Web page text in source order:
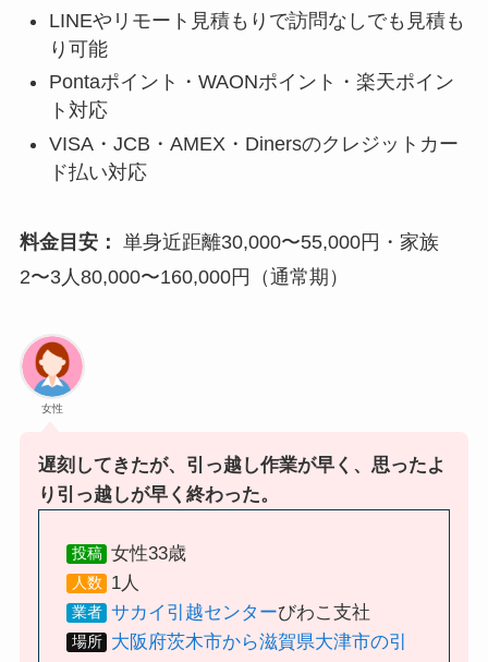
LINEやリモート見積もりで訪問なしでも見積も
り可能
Pontaポイント・WAONポイント・楽天ポイン
ト対応
VISA・JCB・AMEX・Dinersのクレジットカー
ド払い対応
料金目安： 単身近距離30,000〜55,000円・家族
2〜3人80,000〜160,000円（通常期）
女性
遅刻してきたが、引っ越し作業が早く、思ったよ
り引っ越しが早く終わった。
投稿 女性33歳
人数 1人
業者 サカイ引越センターびわこ支社
場所
大阪府茨木市から滋賀県大津市の引